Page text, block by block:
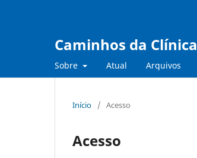
Caminhos da Clínica
Sobre Atual Arquivos
Início / Acesso
Acesso